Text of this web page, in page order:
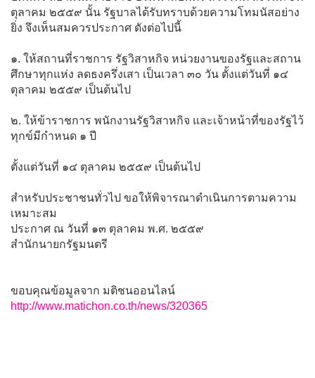
ตุลาคม ๒๕๕๙ นั้น รัฐบาลได้รับทราบด้วยความโทมนัสอย่าง
ยิ่ง จึงเห็นสมควรประกาศ ดังต่อไปนี้
๑. ให้สถานที่ราชการ รัฐวิสาหกิจ หน่วยงานของรัฐและสถาน
ศึกษาทุกแห่ง ลดธงครึ่งเสา เป็นเวลา ๓๐ วัน ตั้งแต่วันที่ ๑๔
ตุลาคม ๒๕๕๙ เป็นต้นไป
๒. ให้ข้าราชการ พนักงานรัฐวิสาหกิจ และเจ้าหน้าที่ของรัฐไว้
ทุกข์มีกําหนด ๑ ปี
ตั้งแต่วันที่ ๑๔ ตุลาคม ๒๕๕๙ เป็นต้นไป
สําหรับประชาชนทั่วไป ขอให้พิจารณาดําเนินการตามความ
เหมาะสม
ประกาศ ณ วันที่ ๑๓ ตุลาคม พ.ศ. ๒๕๕๙
สํานักนายกรัฐมนตรี
ขอบคุณข้อมูลจาก มติชนออนไลน์
http://www.matichon.co.th/news/320365